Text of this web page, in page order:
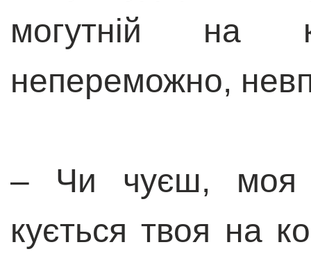
могутній на
непереможно,
– Чи чуєш, моя
кується твоя на